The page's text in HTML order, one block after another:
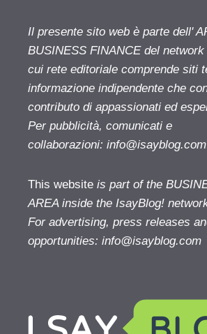
Il presente sito web è parte dell'
BUSINESS FINANCE del
cui rete editoriale comprende siti
informazione indipendente che
contributo di appassionati ed
Per pubblicità, comunicati e
collaborazioni: info@isayblog.com
This website is part of the
AREA inside the IsayBlog!
For advertising, press releases
opportunities: info@isayblog.com